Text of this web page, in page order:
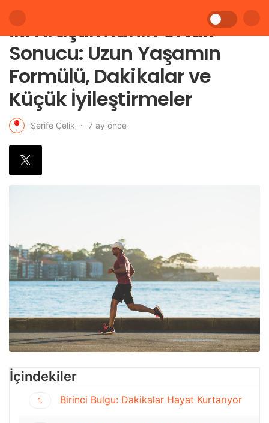
İki Araştırmanın Ortak
Sonucu: Uzun Yaşamın
Formülü, Dakikalar ve
Küçük İyileştirmeler
Şerife Çelik 7 ay önce
İçindekiler
1. Birinci Bulgu: Dakikalar Hayat Kurtarıyor